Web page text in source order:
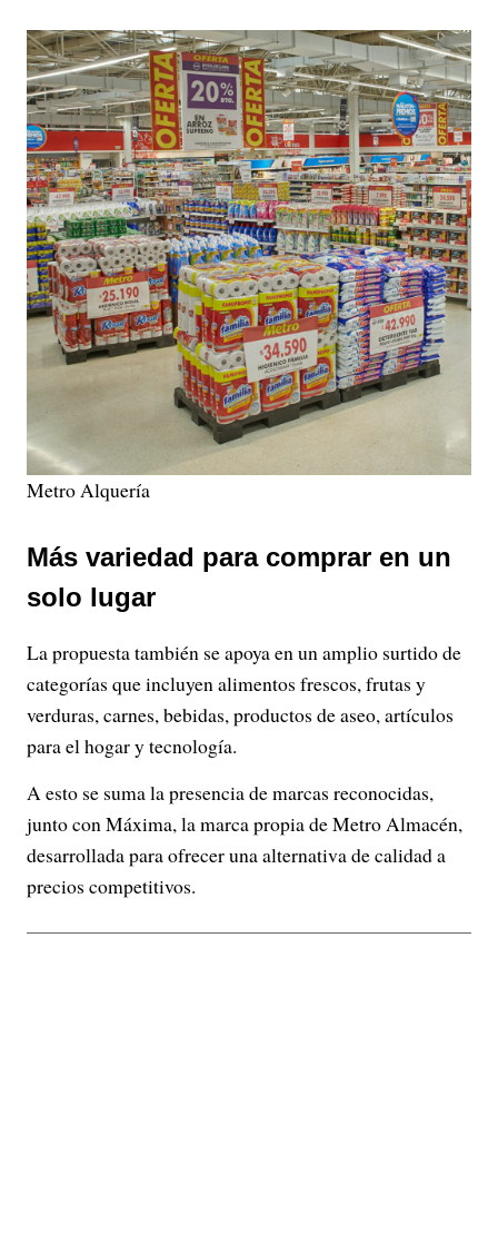
Metro Alquería
Más variedad para comprar en un
solo lugar
La propuesta también se apoya en un amplio surtido de
categorías que incluyen alimentos frescos, frutas y
verduras, carnes, bebidas, productos de aseo, artículos
para el hogar y tecnología.
A esto se suma la presencia de marcas reconocidas,
junto con Máxima, la marca propia de Metro Almacén,
desarrollada para ofrecer una alternativa de calidad a
precios competitivos.